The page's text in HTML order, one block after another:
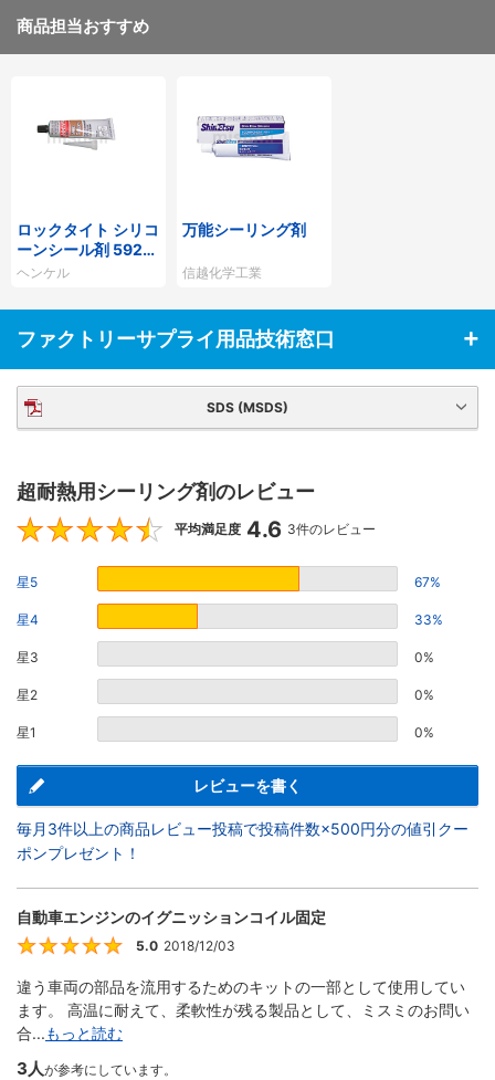
商品担当おすすめ
ロックタイト シリコ
ーンシール剤 5920
耐熱
ヘンケル
万能シーリング剤
信越化学工業
ファクトリーサプライ用品技術窓口
SDS (MSDS)
超耐熱用シーリング剤のレビュー
4.6
平均満足度 4.6 3件のレビュー
星5 67%
星4 33%
星3 0%
星2 0%
星1 0%
レビューを書く
毎月3件以上の商品レビュー投稿で投稿件数×500円分の値引クー
ポンプレゼント！
自動車エンジンのイグニッションコイル固定
5
5.0 2018/12/03
違う車両の部品を流用するためのキットの一部として使用してい
ます。 高温に耐えて、柔軟性が残る製品として、ミスミのお問い
合...もっと読む
3人が参考にしています。